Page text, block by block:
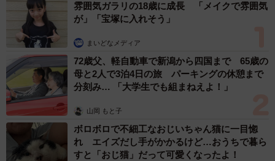
雰囲気ガラリの18歳に成長 「メイクで雰囲気
が」「宝塚に入れそう」
まいどなメディア
72歳父、軽自動車で新潟から四国まで 65歳の
母と2人で3泊4日の旅 パーキングの休憩まで
分刻み… 「大学生でも組まねえよ！」
山岡 もと子
ボロボロで不細工なおじいちゃん猫に一目惚
れ エイズだし手がかかるけど…おうちで暮ら
すと「おじ猫」だって可愛くなったよ！